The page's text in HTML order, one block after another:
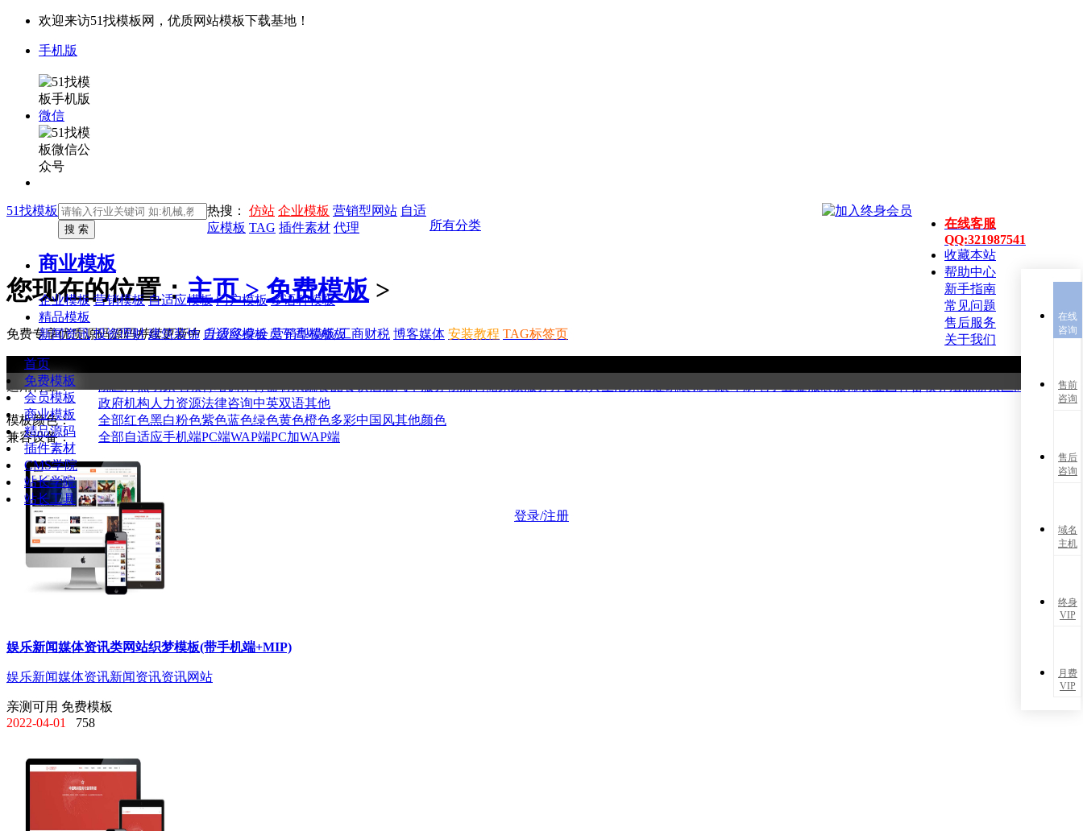
欢迎来访51找模板网，优质网站模板下载基地！
手机版
微信
在线客服
QQ:321987541
收藏本站
帮助中心
新手指南
常见问题
售后服务
关于我们
51找模板 热搜： 仿站 企业模板 营销型网站 自适
应模板 TAG 插件素材 代理 所有分类
商业模板
企业模板 营销模板 自适应模板 门户模板 多语种模板
精品模板
新闻资讯 投资理财 建筑装饰 自适应模板 营销型模板 工商财税 博客媒体 安装教程 TAG标签页
首页
免费模板
会员模板
商业模板
精品源码
插件素材
CMS学院
站长学院
站长工具
登录/注册
您现在的位置：主页 > 免费模板 >
免费专享优质源码源码持续更新中 升级终身会员下高端模板
适用行业：
商务服务
政府机构 人力资源法律咨询中英双语其他
模板颜色：
全部红色黑白粉色紫色蓝色绿色黄色橙色多彩中国风其他颜色
兼容设备：
全部自适应手机端PC端WAP端PC加WAP端
娱乐新闻媒体资讯类网站织梦模板(带手机端+MIP)
娱乐新闻媒体资讯新闻资讯资讯网站
亲测可用 免费模板
2022-04-01
758
在线
咨询
售前
咨询
售后
咨询
域名
主机
终身
VIP
月费
VIP